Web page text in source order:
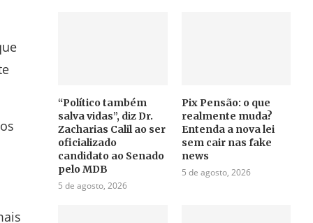
“Político também
salva vidas”, diz Dr.
Zacharias Calil ao ser
oficializado
candidato ao Senado
pelo MDB
5 de agosto, 2026
Pix Pensão: o que
realmente muda?
Entenda a nova lei
sem cair nas fake
news
5 de agosto, 2026